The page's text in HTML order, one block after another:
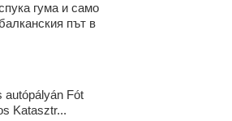
гума и само
път в
autópályán Fót
Katasztr...